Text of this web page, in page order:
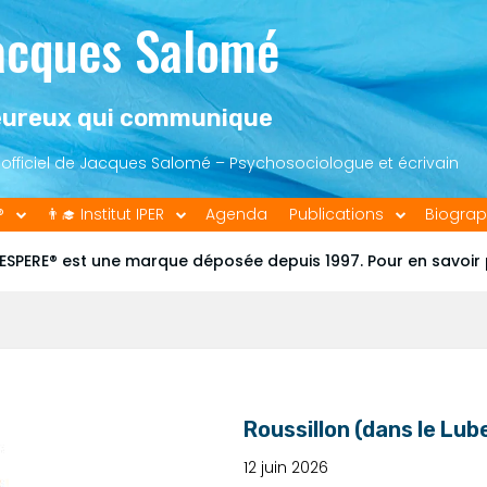
Salomé
qui communique
officiel de Jacques Salomé – Psychosociologue et écrivain
👨‍🎓 Institut IPER Agenda Publications
est une marque déposée depuis 1997. Pour en
Roussillon (dans le
12 juin 2026